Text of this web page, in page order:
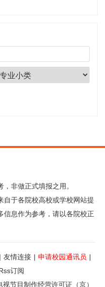
非做正式填报之用。
自于各院校高校或学校网站提
信息作为参考，请以各院校正
| 友情连接 | 申请校园通讯员 |
订阅
视节目制作经营许可证（京）